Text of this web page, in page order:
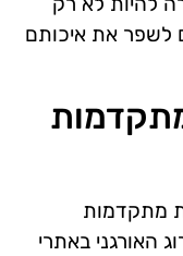
לשפר את איכותם
מתקדמות
האורגני באתרי